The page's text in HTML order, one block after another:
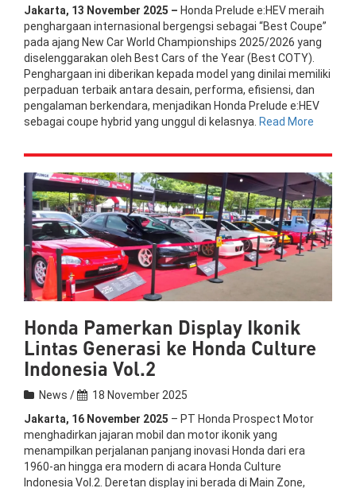
Jakarta, 13 November 2025 – Honda Prelude e:HEV meraih
penghargaan internasional bergengsi sebagai “Best Coupe”
pada ajang New Car World Championships 2025/2026 yang
diselenggarakan oleh Best Cars of the Year (Best COTY).
Penghargaan ini diberikan kepada model yang dinilai memiliki
perpaduan terbaik antara desain, performa, efisiensi, dan
pengalaman berkendara, menjadikan Honda Prelude e:HEV
sebagai coupe hybrid yang unggul di kelasnya. Read More
Honda Pamerkan Display Ikonik
Lintas Generasi ke Honda Culture
Indonesia Vol.2
News /
18 November 2025
Jakarta, 16 November 2025 – PT Honda Prospect Motor
menghadirkan jajaran mobil dan motor ikonik yang
menampilkan perjalanan panjang inovasi Honda dari era
1960-an hingga era modern di acara Honda Culture
Indonesia Vol.2. Deretan display ini berada di Main Zone,